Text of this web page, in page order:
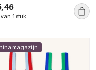
kleuren
1 stuk
magazijn